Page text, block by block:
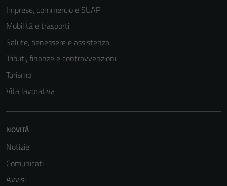
Imprese, commercio e SUAP
Mobilità e trasporti
Salute, benessere e assistenza
Tributi, finanze e contravvenzioni
Turismo
Vita lavorativa
NOVITÀ
Notizie
Comunicati
Avvisi